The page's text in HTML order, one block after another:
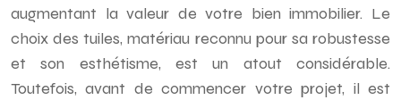
augmentant la valeur de votre bien immobilier. Le
choix des tuiles, matériau reconnu pour sa robustesse
et son esthétisme, est un atout considérable.
Toutefois, avant de commencer votre projet, il est